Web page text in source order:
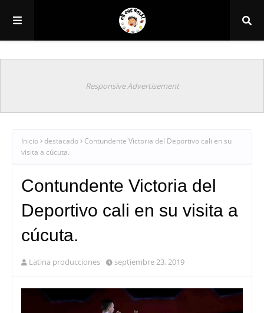
Responsive Advertisement
Inicio destacado
Contundente Victoria del Deportivo cali en su
visita a cúcuta.
Contundente Victoria del
Deportivo cali en su visita a
cúcuta.
Latina producciones septiembre 23, 2019